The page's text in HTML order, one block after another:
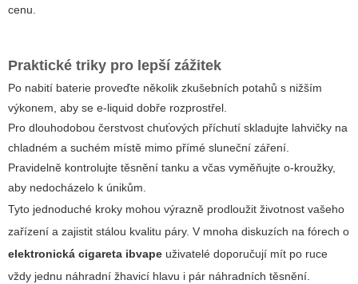
cenu.
Praktické triky pro lepší zážitek
Po nabití baterie proveďte několik zkušebních potahů s nižším
výkonem, aby se e-liquid dobře rozprostřel.
Pro dlouhodobou čerstvost chuťových příchutí skladujte lahvičky na
chladném a suchém místě mimo přímé sluneční záření.
Pravidelně kontrolujte těsnění tanku a včas vyměňujte o-kroužky,
aby nedocházelo k únikům.
Tyto jednoduché kroky mohou výrazně prodloužit životnost vašeho
zařízení a zajistit stálou kvalitu páry. V mnoha diskuzích na fórech o
elektronická cigareta ibvape uživatelé doporučují mít po ruce
vždy jednu náhradní žhavicí hlavu i pár náhradních těsnění.